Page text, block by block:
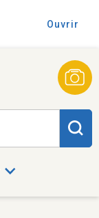
Ouvrir